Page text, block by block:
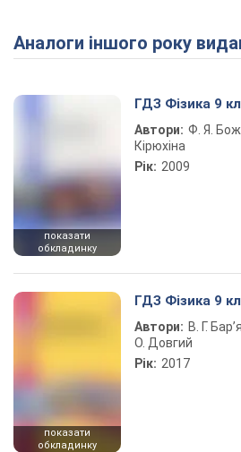
Аналоги іншого року
показати
обкладинку
ГДЗ Фізика 9
Автори: Ф. Я.
Кірюхіна
Рік: 2009
показати
обкладинку
ГДЗ Фізика 9
Автори: В. Г.
О. Довгий
Рік: 2017